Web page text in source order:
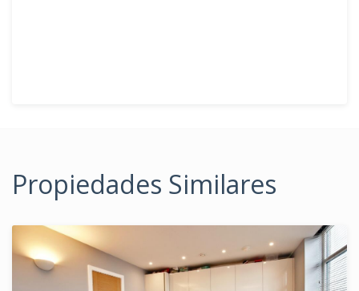
Propiedades Similares